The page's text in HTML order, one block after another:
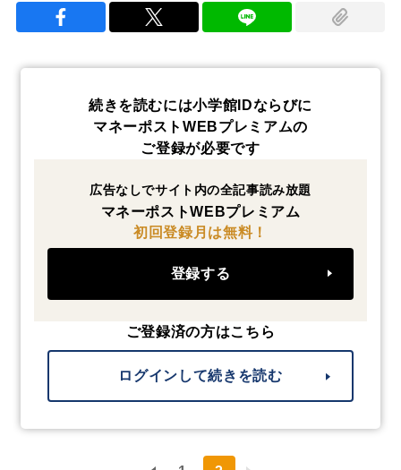
続きを読むには小学館IDならびに
マネーポストWEBプレミアムの
ご登録が必要です
広告なしでサイト内の全記事読み放題
マネーポストWEBプレミアム
初回登録月は無料！
登録する
ご登録済の方はこちら
ログインして続きを読む